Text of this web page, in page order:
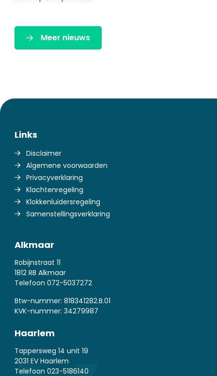
Meer nieuws
Links
Disclaimer
Algemene voorwaarden
Privacyverklaring
Klachtenregeling
Klokkenluidersregeling
Samenstellingsverklaring
Alkmaar
Robijnstraat 11
1812 RB Alkmaar
Telefoon 072-5037272
Btw-nummer: 818341282.B.01
KVK-nummer: 34279987
Haarlem
Tappersweg 14 unit 19
2031 EV Haarlem
Telefoon 023-5186140